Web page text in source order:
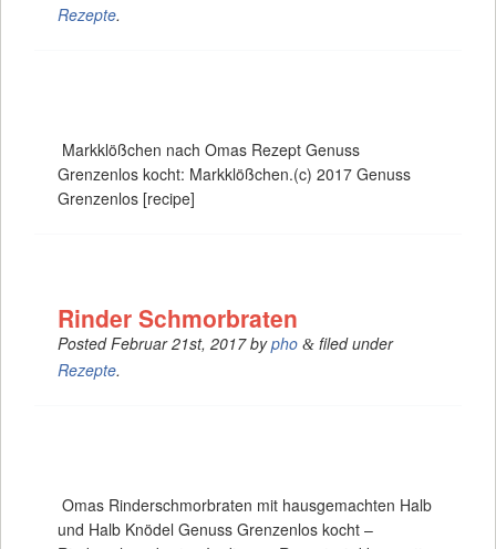
Rezepte.
Markklößchen nach Omas Rezept Genuss
Grenzenlos kocht: Markklößchen.(c) 2017 Genuss
Grenzenlos [recipe]
Rinder Schmorbraten
PostedFebruar 21st, 2017bypho & filed under
Rezepte.
Omas Rinderschmorbraten mit hausgemachten Halb
und Halb Knödel Genuss Grenzenlos kocht –